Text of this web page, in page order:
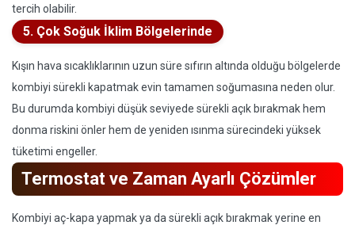
tercih olabilir.
5. Çok Soğuk İklim Bölgelerinde
Kışın hava sıcaklıklarının uzun süre sıfırın altında olduğu bölgelerde
kombiyi sürekli kapatmak evin tamamen soğumasına neden olur.
Bu durumda kombiyi düşük seviyede sürekli açık bırakmak hem
donma riskini önler hem de yeniden ısınma sürecindeki yüksek
tüketimi engeller.
Termostat ve Zaman Ayarlı Çözümler
Kombiyi aç-kapa yapmak ya da sürekli açık bırakmak yerine en